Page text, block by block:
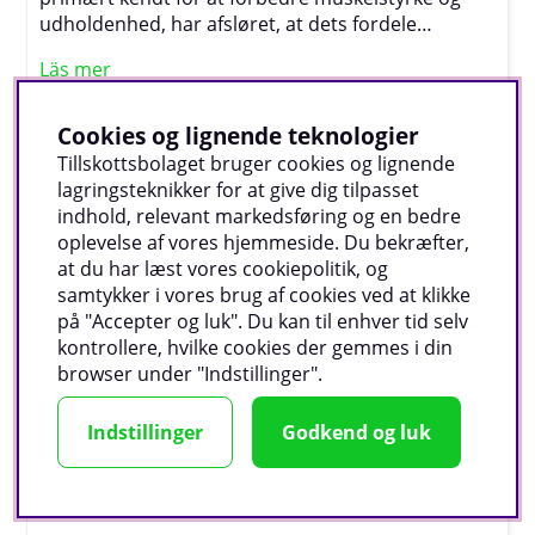
udholdenhed, har afsløret, at dets fordele
viser nu, at kreatin ikke kun understøtter fysisk
på hjernens sundhed, kognitive funktioner og
endda psykisk velbefindende. Forskere
undersøger nu, hvordan dette tilskud, der længe
har været en favorit blandt atleter, kan spille en
rolle i at forebygge neurodegenerative sygdomme
og forbedre mental skarphed. I denne artikel
dykker vi dybere ned i de seneste opdagelser og
hvad de betyder for brugen af kreatin som et
alsidigt tilskud.
Läs mer
Kosttilskud til øjne og bedre syn
Kosttilskud til øjne og bedre syn er blevet stadig
Cookies og lignende teknologier
Tillskottsbolaget bruger cookies og lignende
lagringsteknikker for at give dig tilpasset
indhold, relevant markedsføring og en bedre
oplevelse af vores hjemmeside. Du bekræfter,
at du har læst vores cookiepolitik, og
samtykker i vores brug af cookies ved at klikke
på "Accepter og luk". Du kan til enhver tid selv
kontrollere, hvilke cookies der gemmes i din
browser under "Indstillinger".
Indstillinger Godkend og luk